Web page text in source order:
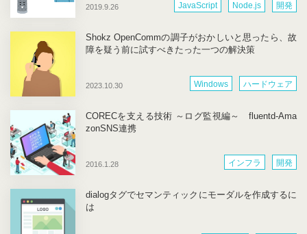
2019.9.26 JavaScript Node.js 開発
2023.10.30
Shokz OpenCommの調子がおかしいと思ったら、故
障を疑う前に試すべきたった一つの解決策
Windows ハードウェア
2016.1.28
CORECを支える技術 ～ログ監視編～ fluentd-Ama
zonSNS連携
インフラ 開発
dialogタグでセマンティックにモーダルを作成するに
は